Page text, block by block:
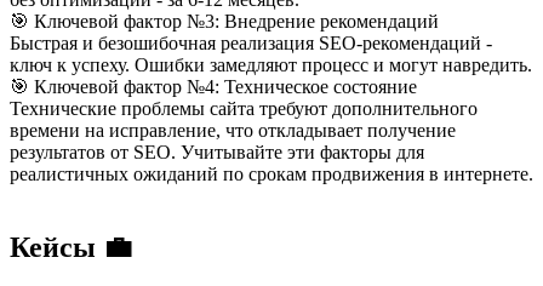
🎯 Ключевой фактор №3: Внедрение рекомендаций
Быстрая и безошибочная реализация SEO-рекомендаций -
ключ к успеху. Ошибки замедляют процесс и могут навредить.
🎯 Ключевой фактор №4: Техническое состояние
Технические проблемы сайта требуют дополнительного
времени на исправление, что откладывает получение
результатов от SEO. Учитывайте эти факторы для
реалистичных ожиданий по срокам продвижения в интернете.
Кейсы 💼